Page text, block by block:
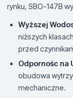
rynku, SBO-147B
Wyższej
niższych
przed
Odpornośc na
obudowa
mechaniczne.